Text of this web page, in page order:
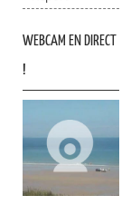
WEBCAM EN DIRECT
!